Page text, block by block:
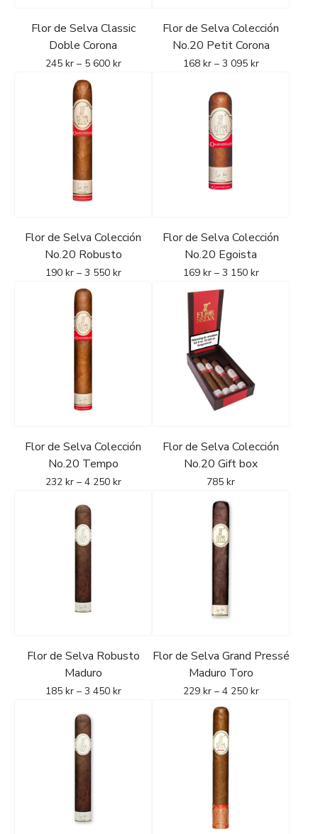
Flor de Selva Classic
Doble Corona
245 kr – 5 600 kr
Flor de Selva Colección
No.20 Petit Corona
168 kr – 3 095 kr
Flor de Selva Colección
No.20 Robusto
190 kr – 3 550 kr
Flor de Selva Colección
No.20 Egoista
169 kr – 3 150 kr
Flor de Selva Colección
No.20 Tempo
232 kr – 4 250 kr
Flor de Selva Colección
No.20 Gift box
785 kr
Flor de Selva Robusto
Maduro
185 kr – 3 450 kr
Flor de Selva Grand Pressé
Maduro Toro
229 kr – 4 250 kr